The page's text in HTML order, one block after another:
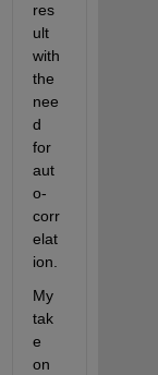
res
ult
with
the
nee
d
for
aut
o-
corr
elat
ion.
My
tak
e
on